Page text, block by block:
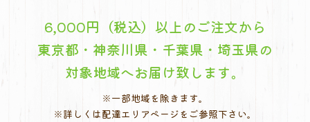
6,000円（税込）以上のご注文から
東京都・神奈川県・千葉県・埼玉県の
対象地域へお届け致します。
※一部地域を除きます。
※詳しくは配達エリアページをご参照下さい。